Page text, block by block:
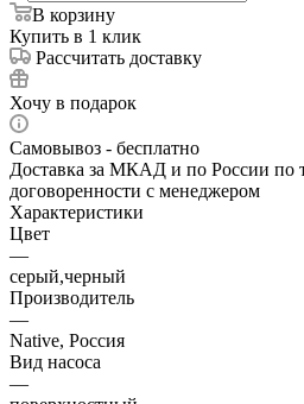
В корзину
Купить в 1 клик
Рассчитать доставку
Хочу в подарок
Самовывоз - бесплатно
Доставка за МКАД и по России по
договоренности с менеджером
Характеристики
Цвет
—
серый,черный
Производитель
—
Native, Россия
Вид насоса
—